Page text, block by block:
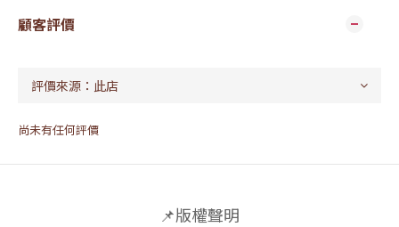
顧客評價
尚未有任何評價
📌版權聲明